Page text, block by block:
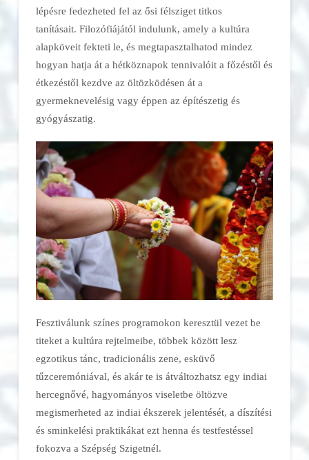
lépésre fedezheted fel az ősi félsziget titkos
tanításait. Filozófiájától indulunk, amely a kultúra
alapköveit fekteti le, és megtapasztalhatod mindez
hogyan hatja át a hétköznapok tennivalóit a főzéstől és
étkezéstől kezdve az öltözködésen át a
gyermeknevelésig vagy éppen az építészetig és
gyógyászatig.
Fesztiválunk színes programokon keresztül vezet be
titeket a kultúra rejtelmeibe, többek között lesz
egzotikus tánc, tradicionális zene, esküvő
tűzceremóniával, és akár te is átváltozhatsz egy indiai
hercegnővé, hagyományos viseletbe öltözve
megismerheted az indiai ékszerek jelentését, a díszítési
és sminkelési praktikákat ezt henna és testfestéssel
fokozva a Szépség Szigetnél.